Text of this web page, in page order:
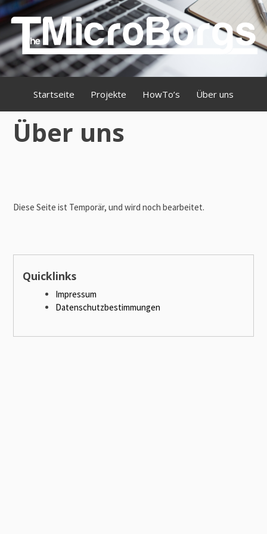
Skip
to
content
Primary
Menu
Startseite Projekte HowTo’s Über uns
Über uns
Diese Seite ist Temporär, und wird noch bearbeitet.
Quicklinks
Impressum
Datenschutzbestimmungen